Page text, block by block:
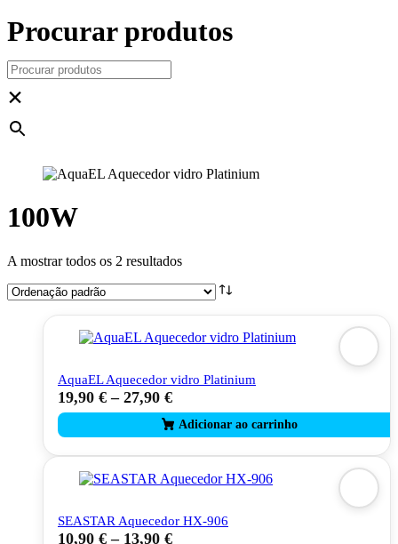
Procurar produtos
×
100W
A mostrar todos os 2 resultados
AquaEL Aquecedor vidro Platinium
19,90 € – 27,90 €
This
product
has
multiple
variants.
chosen
SEASTAR Aquecedor HX-906
10,90 € – 13,90 €
This